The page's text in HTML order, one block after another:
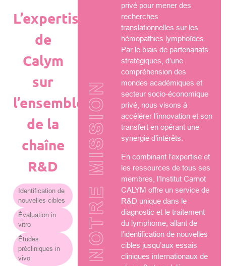
L’expertise
de
Calym
sur
l’ensemble
de la
chaîne
R&D
Identification de
nouvelles cibles
Évaluation in
vitro
Études
précliniques in
vivo
NOTRE MISSION
privé pour mener des
recherches
translationnelles sur les
hémopathies lymphoïdes.
Par le biais de partenariats
stratégiques, d’une
compréhension des
mondes académiques et
secteur socio-économique
privé, nous visons à
accélérer l’innovation et son
transfert en opérant une
synergie d’intérêts.
En combinant l’expertise et
les ressources de tous ses
membres, l’Institut Carnot
CALYM offre un service de
R&D unique dans le
diagnostic et le traitement
du lymphome, allant de
l’identification de nouvelles
cibles jusqu’aux essais
cliniques internationaux de